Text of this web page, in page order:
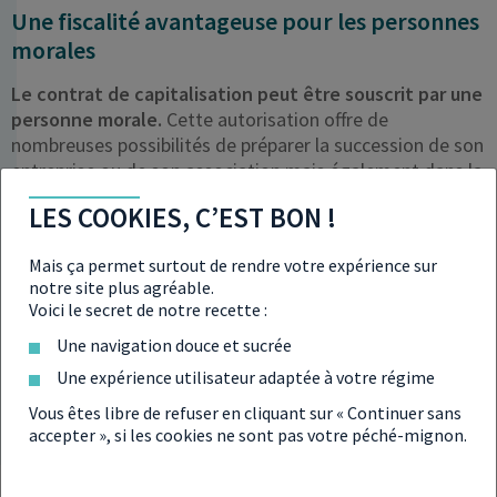
Une fiscalité avantageuse pour les personnes
morales
Le contrat de capitalisation peut être souscrit par une
personne morale. Cette autorisation offre de
nombreuses possibilités de préparer la succession de son
entreprise ou de son association mais également dans la
gestion de la trésorerie. Néanmoins,
conditions diffèrent entre personnes physiques et
identique: une entreprise imposée à l’IS (impôt sur les
sociétés) n’aura pas les mêmes « règles fiscales » qu’une
entreprise à l’imposition sur le revenu.
En savoir plussur lecontrat de capitalisation pour
LES COOKIES, C’EST BON !
Mais ça permet surtout de rendre votre expérience sur
notre site plus agréable.
Voici le secret de notre recette :
Une navigation douce et sucrée
Une expérience utilisateur adaptée à votre régime
Vous êtes libre de refuser en cliquant sur « Continuer sans
accepter », si les cookies ne sont pas votre péché-mignon.